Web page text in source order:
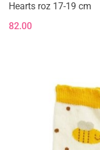
Hearts roz 17-19 cm
82.00